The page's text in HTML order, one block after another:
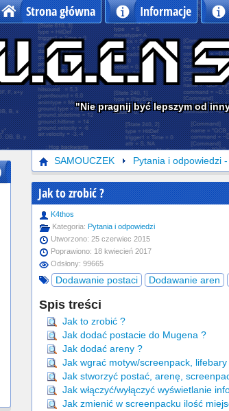
Strona główna Informacje
"Nie pragnij być lepszym od
SAMOUCZEK Pytania i odpowiedzi -
Jak to zrobić ?
K4thos
Kategoria: Pytania i odpowiedzi
Utworzono: 25 czerwiec 2015
Poprawiono: 18 kwiecień 2017
Odsłony: 99665
Dodawanie postaci Dodawanie aren
Spis treści
Jak to zrobić ?
Jak dodać postacie do Mugena ?
Jak dodać areny ?
Jak wgrać motyw/screenpack, lifebary
Jak stworzyć postać, arenę,
Jak włączyć/wyłączyć wyświetlanie
Jak zmienić w screenpacku ilość